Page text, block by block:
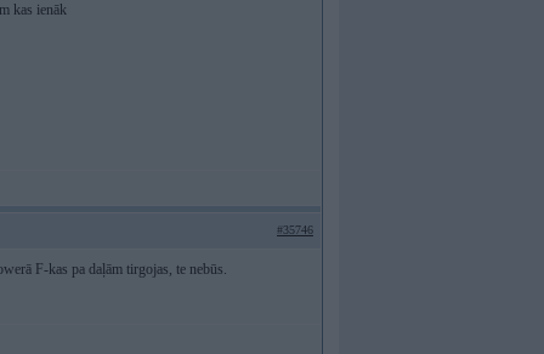
kas ienāk
#35746
F-kas pa daļām tirgojas, te nebūs.